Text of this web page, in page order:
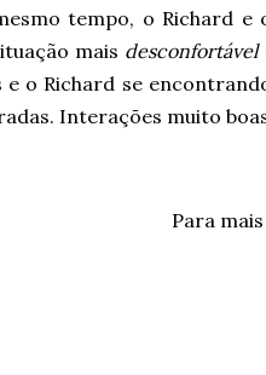
tempo, o Richard e
mais desconfortável
o Richard se
Interações muito
Para